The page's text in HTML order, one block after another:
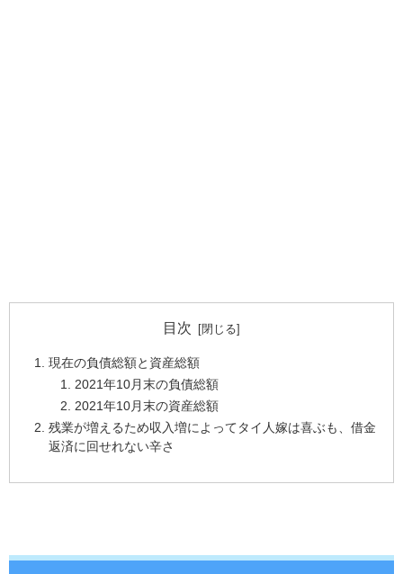
目次
現在の負債総額と資産総額
2021年10月末の負債総額
2021年10月末の資産総額
残業が増えるため収入増によってタイ人嫁は喜ぶも、借金
返済に回せれない辛さ